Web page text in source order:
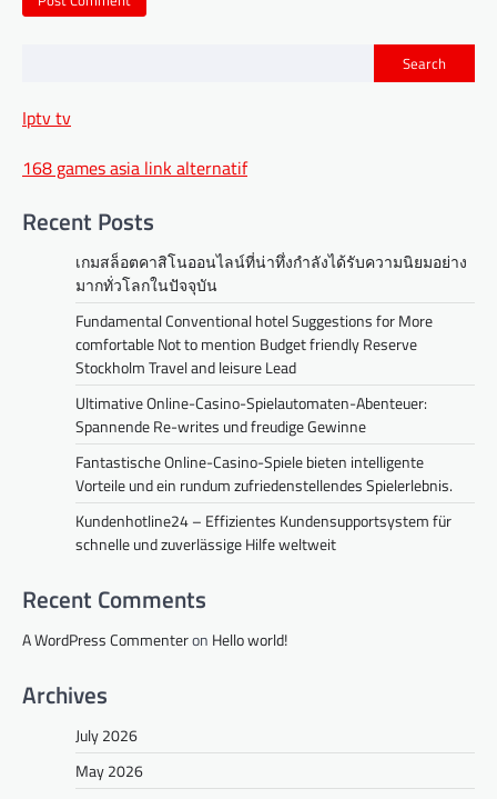
Search
Iptv tv
168 games asia link alternatif
Recent Posts
เกมสล็อตคาสิโนออนไลน์ที่น่าทึ่งกำลังได้รับความนิยมอย่าง
มากทั่วโลกในปัจจุบัน
Fundamental Conventional hotel Suggestions for More
comfortable Not to mention Budget friendly Reserve
Stockholm Travel and leisure Lead
Ultimative Online-Casino-Spielautomaten-Abenteuer:
Spannende Re-writes und freudige Gewinne
Fantastische Online-Casino-Spiele bieten intelligente
Vorteile und ein rundum zufriedenstellendes Spielerlebnis.
Kundenhotline24 – Effizientes Kundensupportsystem für
schnelle und zuverlässige Hilfe weltweit
Recent Comments
A WordPress Commenteron Hello world!
Archives
July 2026
May 2026